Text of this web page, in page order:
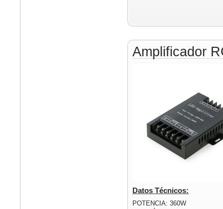
Amplificador
Datos Técnicos:
POTENCIA: 360W